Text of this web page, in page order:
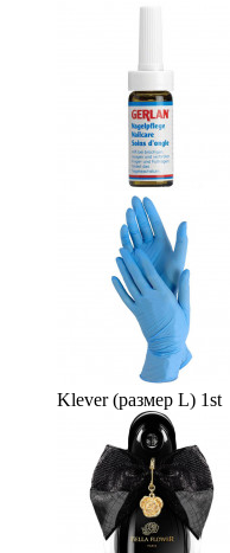
Klever (размер L) 1st